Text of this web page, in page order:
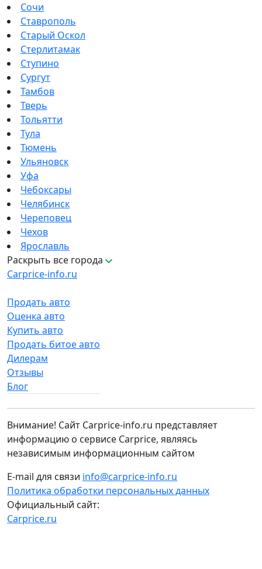
Сочи
Ставрополь
Старый Оскол
Стерлитамак
Ступино
Сургут
Тамбов
Тверь
Тольятти
Тула
Тюмень
Ульяновск
Уфа
Чебоксары
Челябинск
Череповец
Чехов
Ярославль
Раскрыть все города
Carprice-info.ru
Продать авто
Оценка авто
Купить авто
Продать битое авто
Дилерам
Отзывы
Блог
Внимание! Сайт Carprice-info.ru представляет
информацию о сервисе Carprice, являясь
независимым информационным сайтом
E-mail для связи info@carprice-info.ru
Политика обработки персональных данных
Официальный сайт:
Carprice.ru